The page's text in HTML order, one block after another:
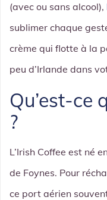
(avec ou sans alcool),
sublimer chaque
crème qui flotte à la
peu d’Irlande dans
Qu’est-ce
?
L’Irish Coffee est né
de Foynes. Pour
ce port aérien